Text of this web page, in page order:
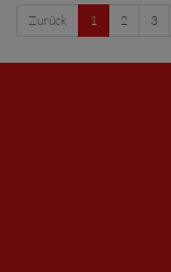
Zurück 1 2 3